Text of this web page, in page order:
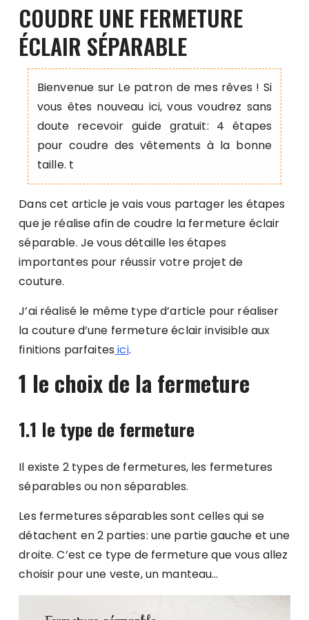
COUDRE UNE FERMETURE
ÉCLAIR SÉPARABLE
Bienvenue sur Le patron de mes rêves ! Si
vous êtes nouveau ici, vous voudrez sans
doute recevoir guide gratuit: 4 étapes
pour coudre des vêtements à la bonne
taille. t
Dans cet article je vais vous partager les étapes
que je réalise afin de coudre la fermeture éclair
séparable. Je vous détaille les étapes
importantes pour réussir votre projet de
couture.
J’ai réalisé le même type d’article pour réaliser
la couture d’une fermeture éclair invisible aux
finitions parfaites ici.
1 le choix de la fermeture
1.1 le type de fermeture
Il existe 2 types de fermetures, les fermetures
séparables ou non séparables.
Les fermetures séparables sont celles qui se
détachent en 2 parties: une partie gauche et une
droite. C’est ce type de fermeture que vous allez
choisir pour une veste, un manteau…